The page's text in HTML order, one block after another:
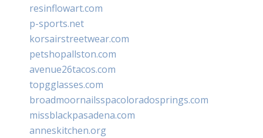
resinflowart.com
p-sports.net
korsairstreetwear.com
petshopallston.com
avenue26tacos.com
topgglasses.com
broadmoornailsspacoloradosprings.com
missblackpasadena.com
anneskitchen.org